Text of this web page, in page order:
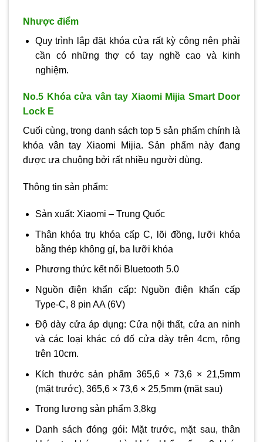
Nhược điểm
Quy trình lắp đặt khóa cửa rất kỳ công nên phải
cần có những thợ có tay nghề cao và kinh
nghiệm.
No.5 Khóa cửa vân tay Xiaomi Mijia Smart Door
Lock E
Cuối cùng, trong danh sách top 5 sản phẩm chính là
khóa vân tay Xiaomi Mijia. Sản phẩm này đang
được ưa chuộng bởi rất nhiều người dùng.
Thông tin sản phẩm:
Sản xuất: Xiaomi – Trung Quốc
Thân khóa trụ khóa cấp C, lõi đồng, lưỡi khóa
bằng thép không gỉ, ba lưỡi khóa
Phương thức kết nối Bluetooth 5.0
Nguồn điện khẩn cấp: Nguồn điện khẩn cấp
Type-C, 8 pin AA (6V)
Độ dày cửa áp dụng: Cửa nội thất, cửa an ninh
và các loại khác có đố cửa dày trên 4cm, rộng
trên 10cm.
Kích thước sản phẩm 365,6 × 73,6 × 21,5mm
(mặt trước), 365,6 × 73,6 × 25,5mm (mặt sau)
Trọng lượng sản phẩm 3,8kg
Danh sách đóng gói: Mặt trước, mặt sau, thân